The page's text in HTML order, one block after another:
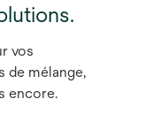
vos
de mélange,
encore.